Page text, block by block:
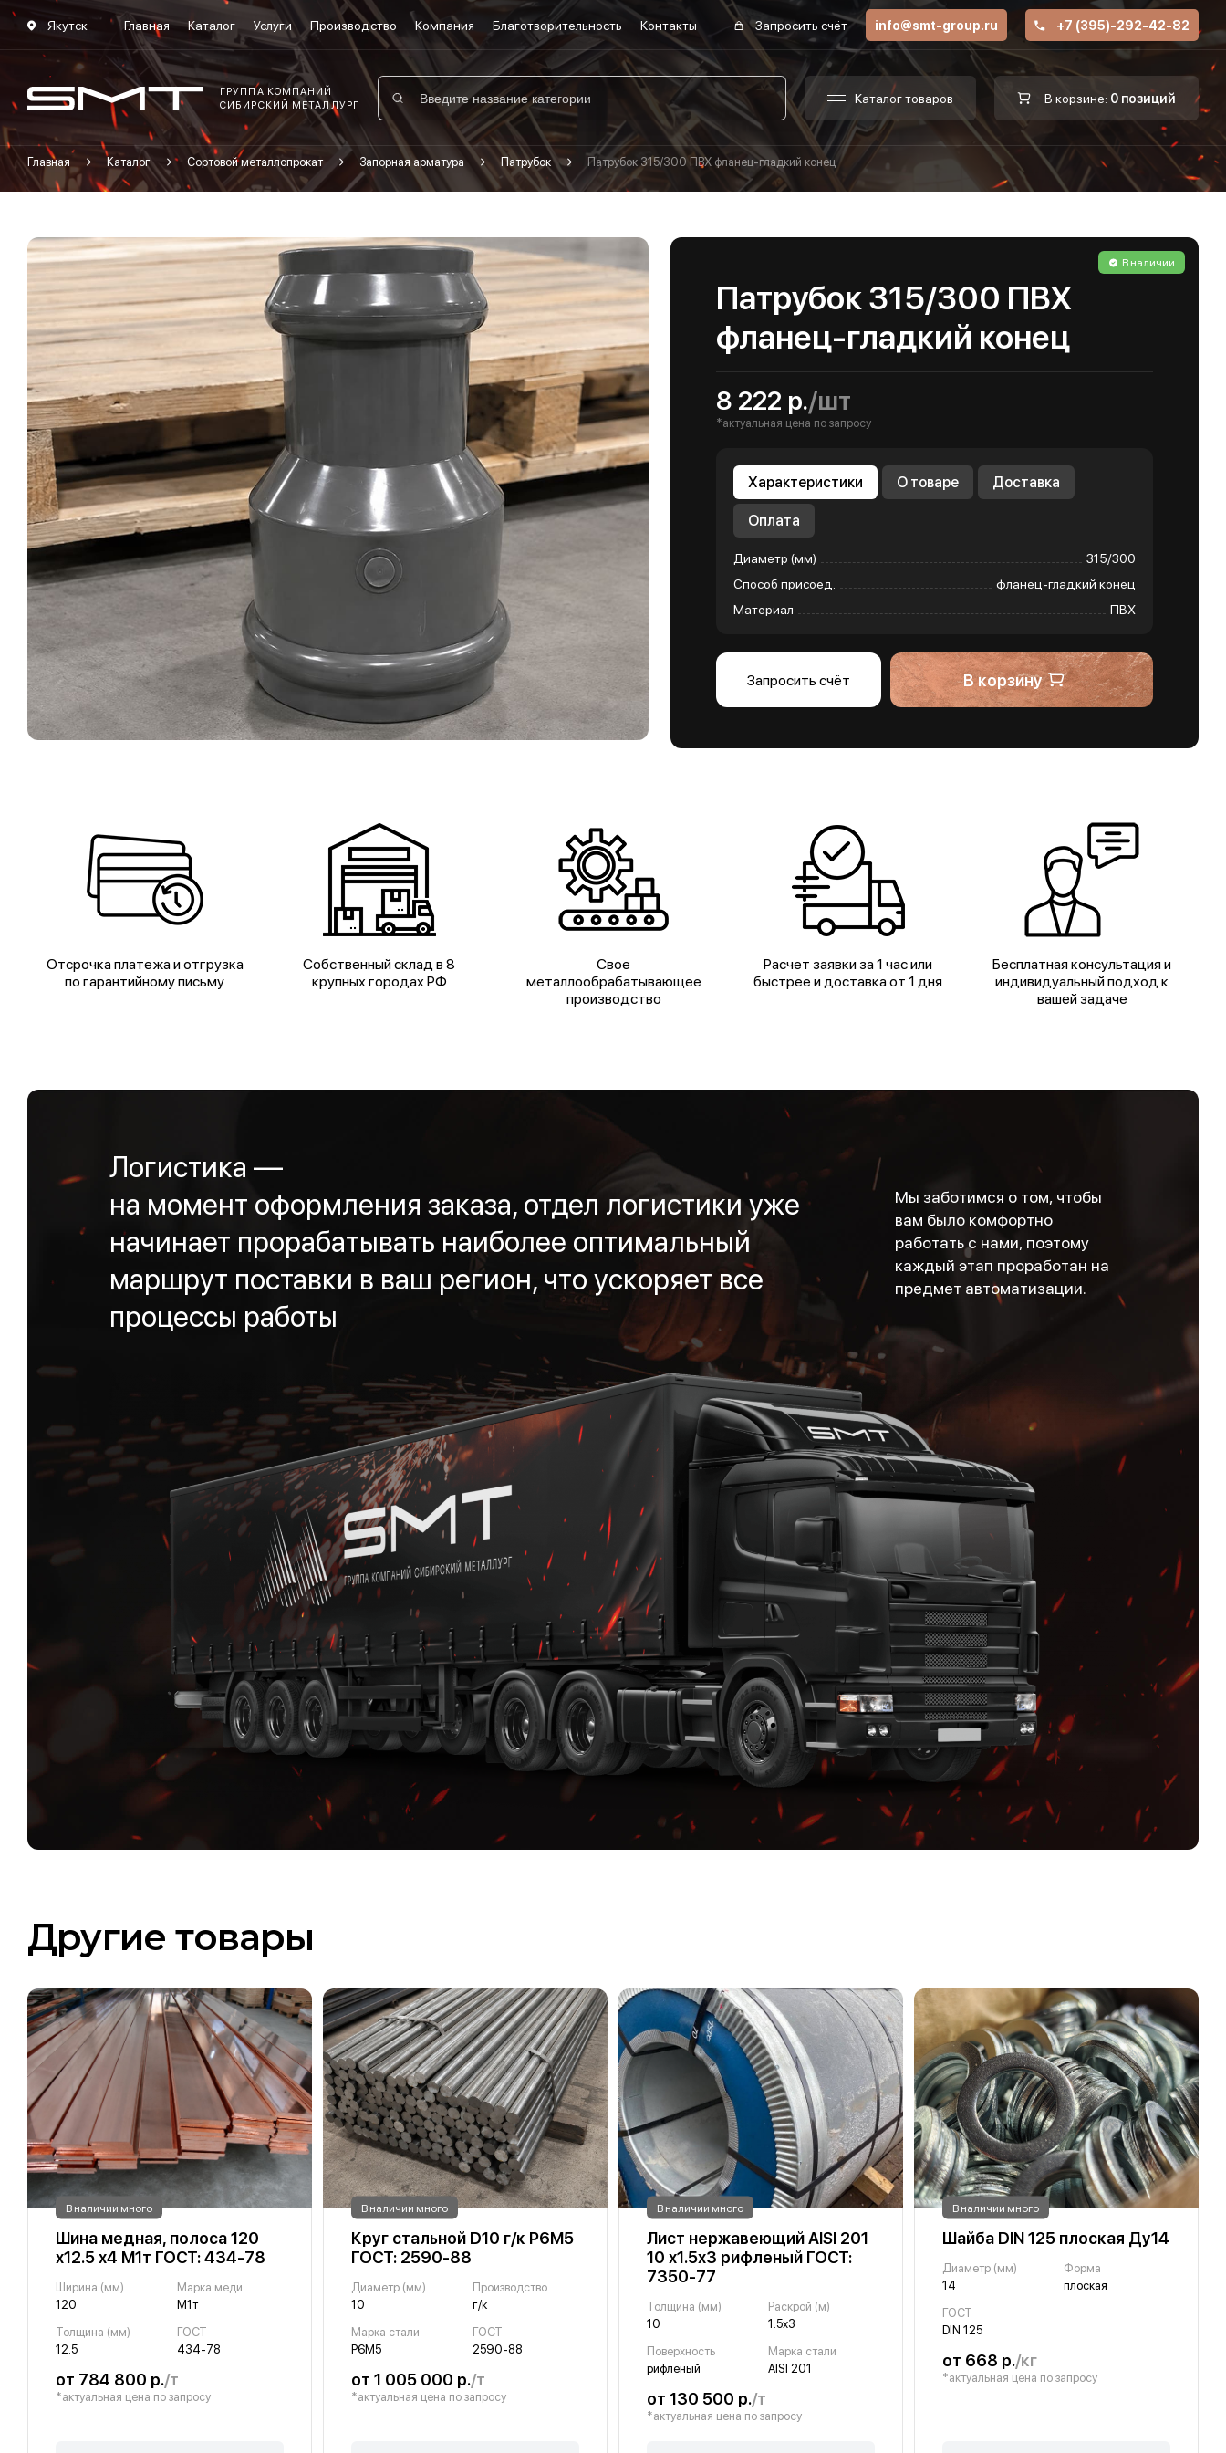
Якутск Главная Каталог Услуги Производство Компания Благотворительность Контакты Запросить счёт info@smt-group.ru +7 (395)-292-42-82
ГРУППА КОМПАНИЙ
СИБИРСКИЙ МЕТАЛЛУРГ
Каталог товаров В корзине: 0 позиций
Главная Каталог Сортовой металлопрокат Запорная арматура Патрубок Патрубок 315/300 ПВХ фланец-гладкий конец
В наличии
Патрубок 315/300 ПВХ
фланец-гладкий конец
8 222 р./шт
*актуальная цена по запросу
Характеристики О товаре Доставка
Оплата
Диаметр (мм)
315/300
Способ присоед.
фланец-гладкий конец
Материал
ПВХ
Запросить счёт В корзину
Отсрочка платежа и отгрузка
по гарантийному письму
Собственный склад в 8
крупных городах РФ
Свое
металлообрабатывающее
производство
Расчет заявки за 1 час или
быстрее и доставка от 1 дня
Бесплатная консультация и
индивидуальный подход к
вашей задаче
Логистика —
на момент оформления заказа, отдел логистики уже
начинает прорабатывать наиболее оптимальный
маршрут поставки в ваш регион, что ускоряет все
процессы работы
Мы заботимся о том, чтобы
вам было комфортно
работать с нами, поэтому
каждый этап проработан на
предмет автоматизации.
Другие товары
В наличии много
Шина медная, полоса 120
х12.5 х4 М1т ГОСТ: 434-78
Ширина (мм)
120
Марка меди
М1т
Толщина (мм)
12.5
ГОСТ
434-78
от 784 800 р./т
*актуальная цена по запросу
В наличии много
Круг стальной D10 г/к Р6М5
ГОСТ: 2590-88
Диаметр (мм)
10
Производство
г/к
Марка стали
Р6М5
ГОСТ
2590-88
от 1 005 000 р./т
*актуальная цена по запросу
В наличии много
Лист нержавеющий AISI 201
10 х1.5х3 рифленый ГОСТ:
7350-77
Толщина (мм)
10
Раскрой (м)
1.5х3
Поверхность
рифленый
Марка стали
AISI 201
от 130 500 р./т
*актуальная цена по запросу
В наличии много
Шайба DIN 125 плоская Ду14
Диаметр (мм)
14
Форма
плоская
ГОСТ
DIN 125
от 668 р./кг
*актуальная цена по запросу